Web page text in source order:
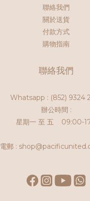
聯絡我們
關於送貨
付款方式
購物指南
聯絡我們
Whatsapp : (852) 9324
辦公時間 :
星期一 至 五 09:00-
電郵 :